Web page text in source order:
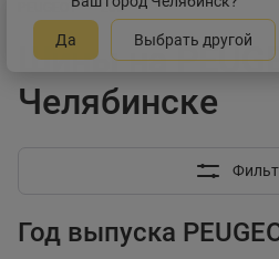
Да Выбрать другой
PEUGEOT
206
Шины на
Челябинске
Год выпуска